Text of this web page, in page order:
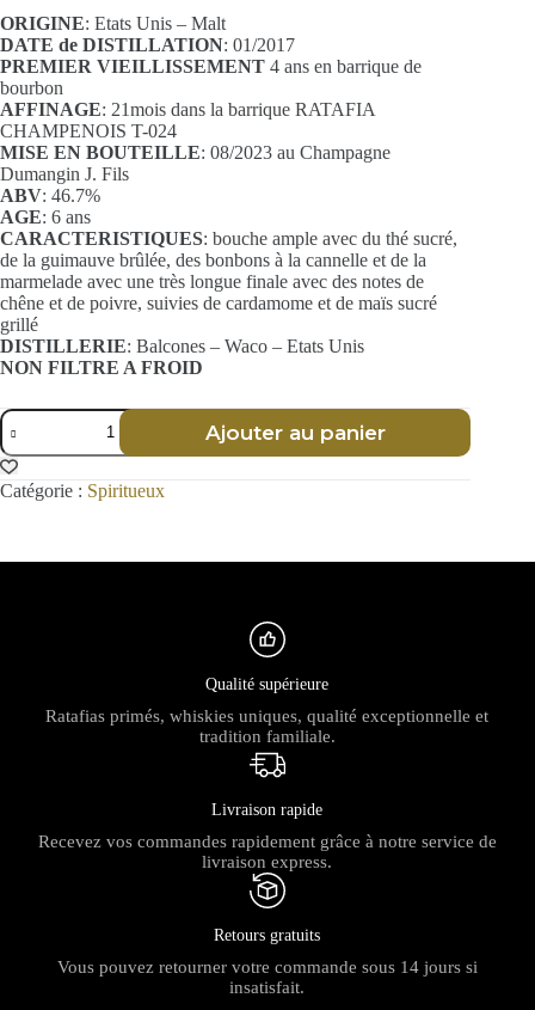
ORIGINE: Etats Unis – Malt
DATE de DISTILLATION: 01/2017
PREMIER VIEILLISSEMENT 4 ans en barrique de
bourbon
AFFINAGE: 21mois dans la barrique RATAFIA
CHAMPENOIS T-024
MISE EN BOUTEILLE: 08/2023 au Champagne
Dumangin J. Fils
ABV: 46.7%
AGE: 6 ans
CARACTERISTIQUES: bouche ample avec du thé sucré,
de la guimauve brûlée, des bonbons à la cannelle et de la
marmelade avec une très longue finale avec des notes de
chêne et de poivre, suivies de cardamome et de maïs sucré
grillé
DISTILLERIE: Balcones – Waco – Etats Unis
NON FILTRE A FROID
quantité
de
Batch
025
-
Texas
Ajouter au panier
Catégorie : Spiritueux
Qualité supérieure
Ratafias primés, whiskies uniques, qualité exceptionnelle et
tradition familiale.
Livraison rapide
Recevez vos commandes rapidement grâce à notre service de
livraison express.
Retours gratuits
Vous pouvez retourner votre commande sous 14 jours si
insatisfait.